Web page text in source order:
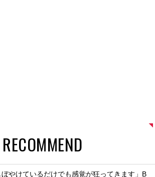
RECOMMEND
ぼやけているだけでも感覚が狂ってきます」B